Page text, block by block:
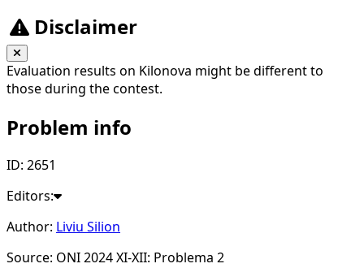
Disclaimer
Evaluation results on Kilonova might be different to
those during the contest.
Problem info
ID: 2651
Editors:
Author: Liviu Silion
Source: ONI 2024 XI-XII: Problema 2